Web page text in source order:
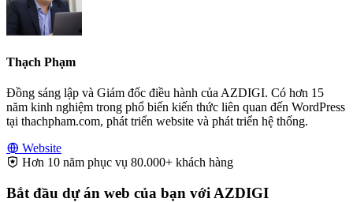
Thạch Phạm
Đồng sáng lập và Giám đốc điều hành của AZDIGI. Có hơn 15
năm kinh nghiệm trong phổ biến kiến thức liên quan đến WordPress
tại thachpham.com, phát triển website và phát triển hệ thống.
Website
Hơn 10 năm phục vụ 80.000+ khách hàng
Bắt đầu dự án web của bạn với AZDIGI